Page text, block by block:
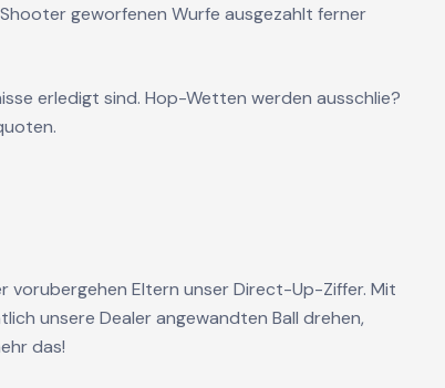
geworfenen Wurfe ausgezahlt ferner
erledigt sind. Hop-Wetten werden ausschlie?
vorubergehen Eltern unser Direct-Up-Ziffer. Mit
unsere Dealer angewandten Ball drehen,
das!